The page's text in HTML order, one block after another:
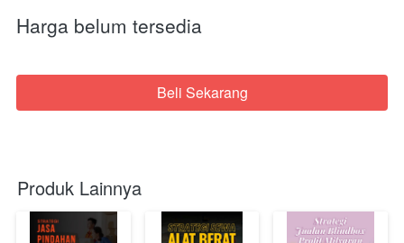
Harga belum tersedia
`Beli Sekarang
Produk Lainnya